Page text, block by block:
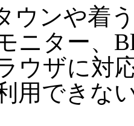
ウンや着
ニター、
ウザに対
用できな